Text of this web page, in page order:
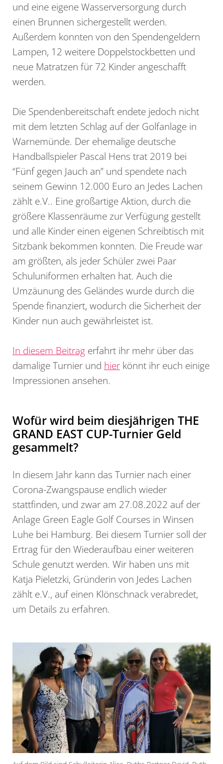
und eine eigene Wasserversorgung durch
einen Brunnen sichergestellt werden.
Außerdem konnten von den Spendengeldern
Lampen, 12 weitere Doppelstockbetten und
neue Matratzen für 72 Kinder angeschafft
werden.
Die Spendenbereitschaft endete jedoch nicht
mit dem letzten Schlag auf der Golfanlage in
Warnemünde. Der ehemalige deutsche
Handballspieler Pascal Hens trat 2019 bei
“Fünf gegen Jauch an” und spendete nach
seinem Gewinn 12.000 Euro an Jedes Lachen
zählt e.V.. Eine großartige Aktion, durch die
größere Klassenräume zur Verfügung gestellt
und alle Kinder einen eigenen Schreibtisch mit
Sitzbank bekommen konnten. Die Freude war
am größten, als jeder Schüler zwei Paar
Schuluniformen erhalten hat. Auch die
Umzäunung des Geländes wurde durch die
Spende finanziert, wodurch die Sicherheit der
Kinder nun auch gewährleistet ist.
In diesem Beitrag erfahrt ihr mehr über das
damalige Turnier und hier könnt ihr euch einige
Impressionen ansehen.
Wofür wird beim diesjährigen THE
GRAND EAST CUP-Turnier Geld
gesammelt?
In diesem Jahr kann das Turnier nach einer
Corona-Zwangspause endlich wieder
stattfinden, und zwar am 27.08.2022 auf der
Anlage Green Eagle Golf Courses in Winsen
Luhe bei Hamburg. Bei diesem Turnier soll der
Ertrag für den Wiederaufbau einer weiteren
Schule genutzt werden. Wir haben uns mit
Katja Pieletzki, Gründerin von Jedes Lachen
zählt e.V., auf einen Klönschnack verabredet,
um Details zu erfahren.